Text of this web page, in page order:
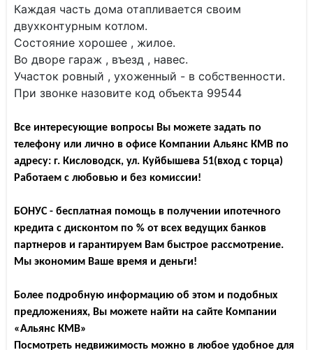
Каждая часть дома отапливается своим
двухконтурным котлом.
Состояние хорошее , жилое.
Во дворе гараж , въезд , навес.
Участок ровный , ухоженный - в собственности.
При звонке назовите код объекта 99544
Все интересующие вопросы Вы можете задать по
телефону или лично в офисе Компании Альянс КМВ по
адресу: г. Кисловодск, ул. Куйбышева 51(вход с торца)
Работаем с любовью и без комиссии!
БОНУС - бесплатная помощь в получении ипотечного
кредита с дисконтом по % от всех ведущих банков
партнеров и гарантируем Вам быстрое рассмотрение.
Мы экономим Ваше время и деньги!
Более подробную информацию об этом и подобных
предложениях, Вы можете найти на сайте Компании
«Альянс КМВ»
Посмотреть недвижимость можно в любое удобное для